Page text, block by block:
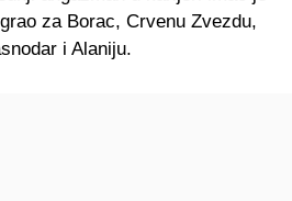
za Borac, Crvenu Zvezdu,
i Alaniju.